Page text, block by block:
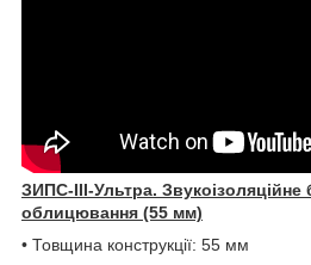
ЗИПС-III-Ультра. Звукоізоляційне
облицювання (55 мм)
• Товщина конструкції: 55 мм